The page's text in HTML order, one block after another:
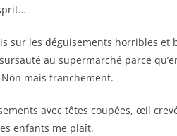
sur les déguisements horribles
au supermarché parce
mais franchement.
avec têtes coupées, œil
enfants me plaît.